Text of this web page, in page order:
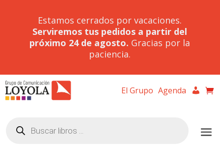
Estamos cerrados por vacaciones.
Serviremos tus pedidos a partir del
próximo 24 de agosto. Gracias por la
paciencia.
El Grupo Agenda
productos